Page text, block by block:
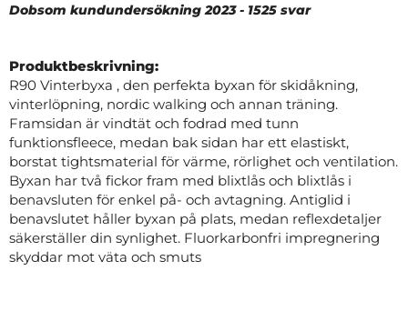
Dobsom kundundersökning 2023 - 1525 svar
Produktbeskrivning:
R90 Vinterbyxa , den perfekta byxan för skidåkning,
vinterlöpning, nordic walking och annan träning.
Framsidan är vindtät och fodrad med tunn
funktionsfleece, medan bak sidan har ett elastiskt,
borstat tightsmaterial för värme, rörlighet och ventilation.
Byxan har två fickor fram med blixtlås och blixtlås i
benavsluten för enkel på- och avtagning. Antiglid i
benavslutet håller byxan på plats, medan reflexdetaljer
säkerställer din synlighet. Fluorkarbonfri impregnering
skyddar mot väta och smuts